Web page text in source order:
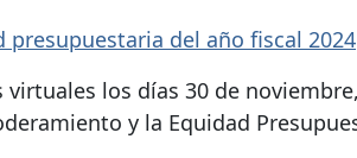
presupuestaria del año fiscal 2024
virtuales los días 30 de noviembre,
y la Equidad